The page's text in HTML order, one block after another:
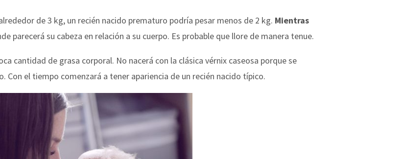
de 3 kg, un recién nacido prematuro podría pesar menos de 2 kg. Mientras
parecerá su cabeza en relación a su cuerpo. Es probable que llore de manera tenue.
cantidad de grasa corporal. No nacerá con la clásica vérnix caseosa porque se
Con el tiempo comenzará a tener apariencia de un recién nacido típico.